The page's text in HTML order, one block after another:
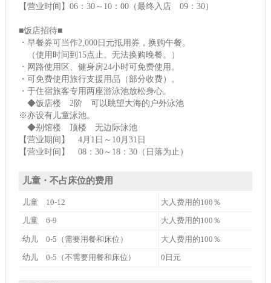
【营业时间】06：30～10：00（最终入店 09：30）
■饭店招待■
・早餐券可当作2,000日元抵用券，换购午餐。
（使用时间到15点止。无法换购晚餐。）
・网路使用区、健身房24小时可免费使用。
・可免费使用旅行支援用品（部分收费）。
・于住宿旅客专用两座游泳池放松身心。
◆饭店楼 2阶 可以眺望大海的户外泳池
※亦设有儿童泳池。
◆别馆楼 顶楼 无边际泳池
【营业期间】 4月1日～10月31日
【营业时间】 08：30～18：30（日落为止）
儿童・不占床位的费用
儿童 10-12 大人费用的100％
儿童 6-9 大人费用的100％
幼儿 0-5（需要用餐和床位） 大人费用的100％
幼儿 0-5（不需要用餐和床位） 0日元